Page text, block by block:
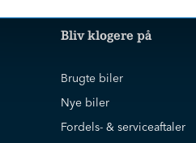
Bliv klogere på
Brugte biler
Nye biler
Fordels- & serviceaftaler